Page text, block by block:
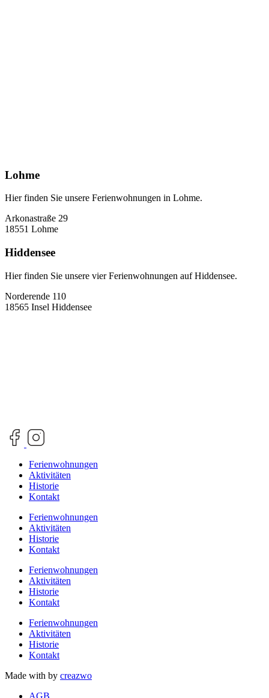
Lohme
Hier finden Sie unsere Ferienwohnungen in Lohme.
Arkonastraße 29
18551 Lohme
Hiddensee
Hier finden Sie unsere vier Ferienwohnungen auf Hiddensee.
Norderende 110
18565 Insel Hiddensee
Ferienwohnungen
Aktivitäten
Historie
Kontakt
Ferienwohnungen
Aktivitäten
Historie
Kontakt
Ferienwohnungen
Aktivitäten
Historie
Kontakt
Ferienwohnungen
Aktivitäten
Historie
Kontakt
Made with by creazwo
AGB